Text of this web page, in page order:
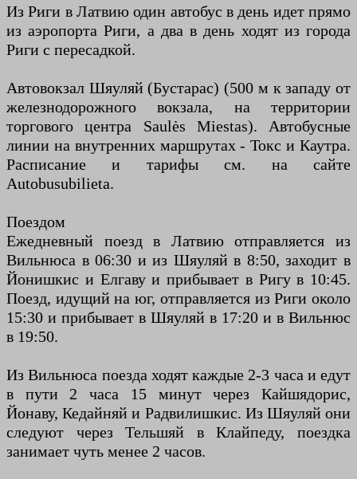
Из Риги в Латвию один автобус в день идет прямо
из аэропорта Риги, а два в день ходят из города
Риги с пересадкой.
Автовокзал Шяуляй (Бустарас) (500 м к западу от
железнодорожного вокзала, на территории
торгового центра Saulės Miestas). Автобусные
линии на внутренних маршрутах - Токс и Каутра.
Расписание и тарифы см. на сайте
Autobusubilieta.
Поездом
Ежедневный поезд в Латвию отправляется из
Вильнюса в 06:30 и из Шяуляй в 8:50, заходит в
Йонишкис и Елгаву и прибывает в Ригу в 10:45.
Поезд, идущий на юг, отправляется из Риги около
15:30 и прибывает в Шяуляй в 17:20 и в Вильнюс
в 19:50.
Из Вильнюса поезда ходят каждые 2-3 часа и едут
в пути 2 часа 15 минут через Кайшядорис,
Йонаву, Кедайняй и Радвилишкис. Из Шяуляй они
следуют через Тельшяй в Клайпеду, поездка
занимает чуть менее 2 часов.